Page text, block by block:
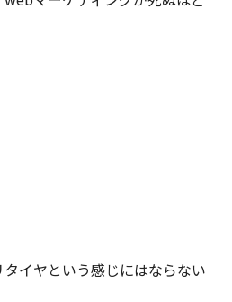
イヤという感じにはならない